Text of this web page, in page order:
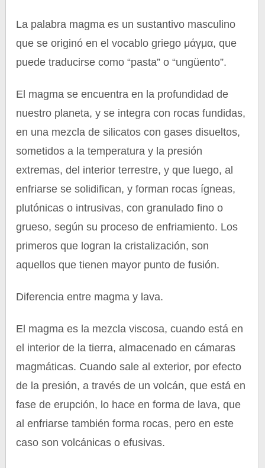
La palabra magma es un sustantivo masculino
que se originó en el vocablo griego μάγμα, que
puede traducirse como “pasta” o “ungüento”.
El magma se encuentra en la profundidad de
nuestro planeta, y se integra con rocas fundidas,
en una mezcla de silicatos con gases disueltos,
sometidos a la temperatura y la presión
extremas, del interior terrestre, y que luego, al
enfriarse se solidifican, y forman rocas ígneas,
plutónicas o intrusivas, con granulado fino o
grueso, según su proceso de enfriamiento. Los
primeros que logran la cristalización, son
aquellos que tienen mayor punto de fusión.
Diferencia entre magma y lava.
El magma es la mezcla viscosa, cuando está en
el interior de la tierra, almacenado en cámaras
magmáticas. Cuando sale al exterior, por efecto
de la presión, a través de un volcán, que está en
fase de erupción, lo hace en forma de lava, que
al enfriarse también forma rocas, pero en este
caso son volcánicas o efusivas.